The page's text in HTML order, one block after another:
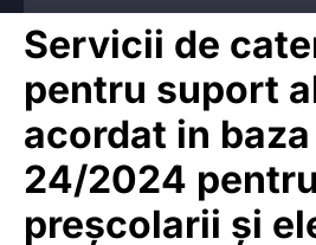
MONITORUL
OFICIAL LOCAL
Servicii de
pentru suport
acordat in baza
24/2024 pentru
preșcolarii și